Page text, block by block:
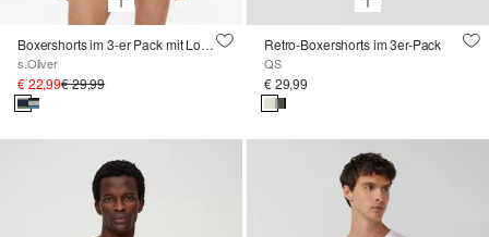
Boxershorts im 3-er Pack mit Logobund
s.Oliver
€ 22,99€ 29,99
Retro-Boxershorts im 3er-Pack
QS
€ 29,99